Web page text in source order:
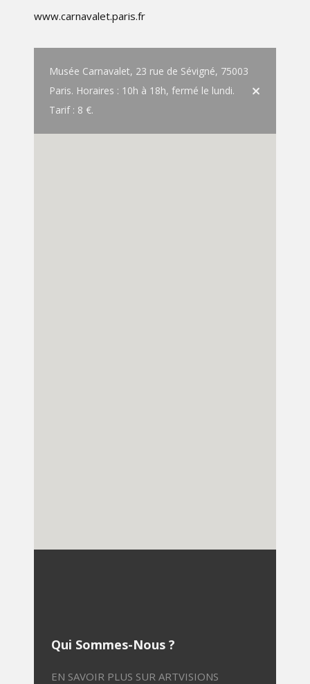
www.carnavalet.paris.fr
Musée Carnavalet, 23 rue de Sévigné, 75003
Paris. Horaires : 10h à 18h, fermé le lundi.
Tarif : 8 €.
Qui Sommes-Nous ?
EN SAVOIR PLUS SUR ARTVISIONS